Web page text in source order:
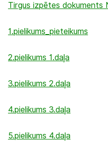
Tirgus izpētes dokuments
1.pielikums_pieteikums
2.pielikums 1.daļa
3.pielikums 2.daļa
4.pielikums 3.daļa
5.pielikums 4.daļa